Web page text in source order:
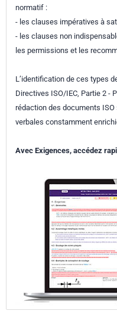
normatif :
- les clauses impératives à
- les clauses non
les permissions et les
L’identification de ces types
Directives ISO/IEC, Partie 2 -
rédaction des documents
verbales constamment
Avec Exigences, accédez